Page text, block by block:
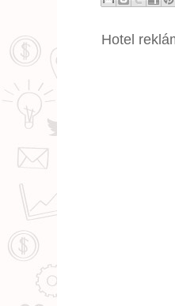
Hotel